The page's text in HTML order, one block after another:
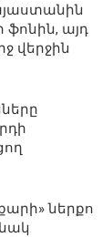
այդ
վերջին
ներքո